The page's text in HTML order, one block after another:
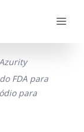
FDA para
para